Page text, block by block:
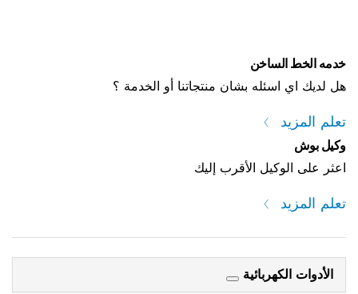
خدمه الخط الساخن
هل لديك اي اسئله بشان منتجاتنا أو الخدمة ؟
تعلم المزيد
وكيل بوش
اعثر على الوكيل الأقرب إليك
تعلم المزيد
الأدوات الكهربائية